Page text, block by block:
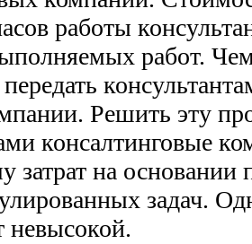
работы
работ.
Решить эту
консалтинговые
на основании
задач.
невысокой.